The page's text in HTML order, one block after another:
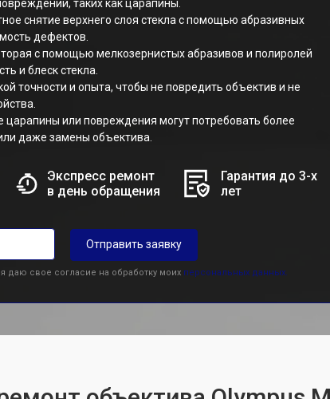
таких как царапины.
снятие верхнего слоя стекла с помощью абразивных
дефектов.
с помощью мелкозернистых абразивов и полиролей
и блеск стекла.
точности и опыта, чтобы не повредить объектив и не
царапины или повреждения могут потребовать более
даже замены объектива.
Экспресс ремонт
в день обращения
Гарантия до 3-х
лет
Отправить заявку
даю свое согласие на обработку моих персональных данных.